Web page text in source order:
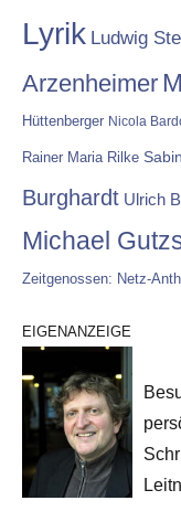
Lyrik Ludwig
Arzenheimer
Hüttenberger Nicola
Rainer Maria Rilke
Burghardt Ulrich
Michael
Zeitgenossen: Netz-
EIGENANZEIGE